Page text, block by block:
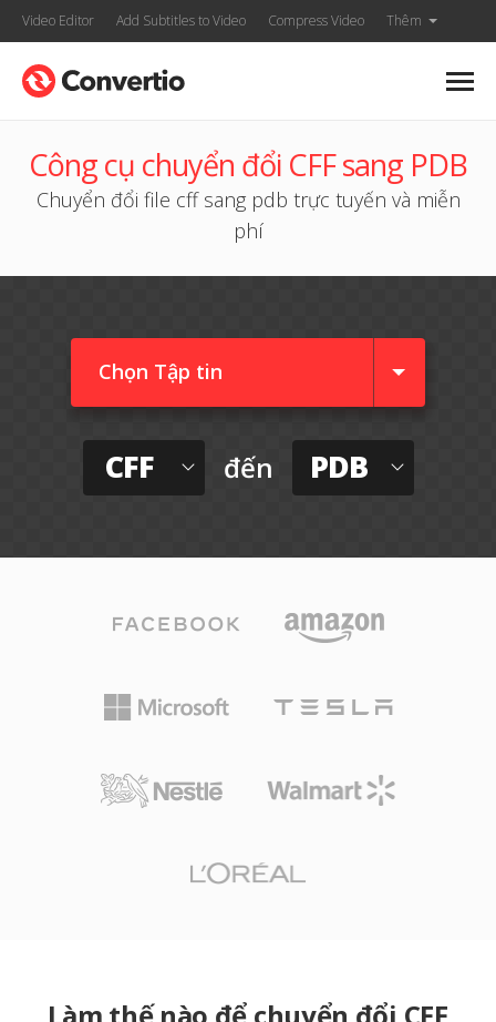
Video Editor Add Subtitles to Video Compress Video Thêm
Công cụ chuyển đổi CFF sang PDB
Chuyển đổi file cff sang pdb trực tuyến và miễn
phí
Chọn Tập tin
CFF đến PDB